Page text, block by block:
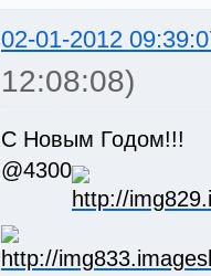
02-01-2012
12:08:08)
С Новым Годом!!!
@4300